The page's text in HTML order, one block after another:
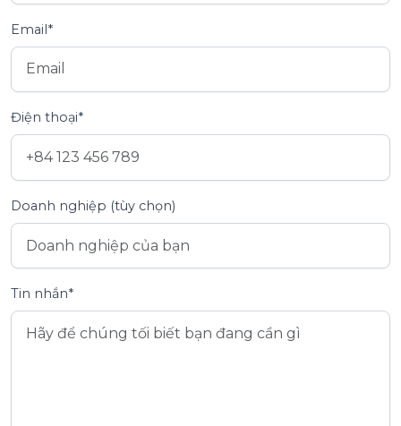
Email*
Điện thoại*
Doanh nghiệp (tùy chọn)
Tin nhắn*